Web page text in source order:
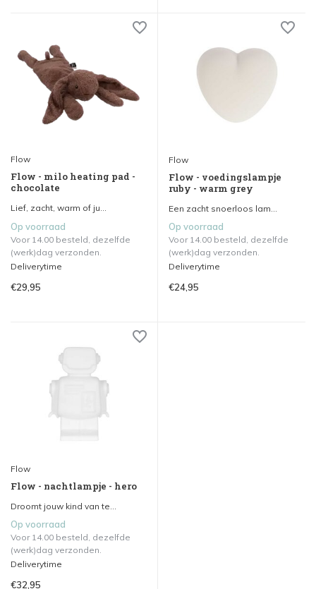
Flow
Flow - milo heating pad -
chocolate
Lief, zacht, warm of ju...
Op voorraad
Voor 14.00 besteld, dezelfde
(werk)dag verzonden.
Deliverytime
€29,95
Flow
Flow - voedingslampje
ruby - warm grey
Een zacht snoerloos lam...
Op voorraad
Voor 14.00 besteld, dezelfde
(werk)dag verzonden.
Deliverytime
€24,95
Flow
Flow - nachtlampje - hero
Droomt jouw kind van te...
Op voorraad
Voor 14.00 besteld, dezelfde
(werk)dag verzonden.
Deliverytime
€32,95